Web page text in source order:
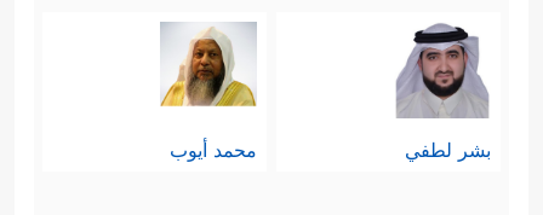
بشر لطفي محمد أيوب